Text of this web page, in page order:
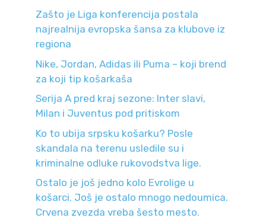
Zašto je Liga konferencija postala
najrealnija evropska šansa za klubove iz
regiona
Nike, Jordan, Adidas ili Puma – koji brend
za koji tip košarkaša
Serija A pred kraj sezone: Inter slavi,
Milan i Juventus pod pritiskom
Ko to ubija srpsku košarku? Posle
skandala na terenu usledile su i
kriminalne odluke rukovodstva lige.
Ostalo je još jedno kolo Evrolige u
košarci. Još je ostalo mnogo nedoumica.
Crvena zvezda vreba šesto mesto.